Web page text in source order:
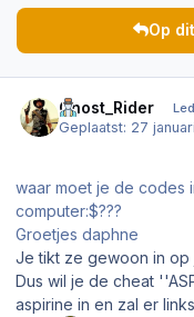
Op
Ghost_Rider
Geplaatst: 27
waar moet je de codes
computer:$???
Groetjes daphne
Je tikt ze gewoon in op
Dus wil je de cheat
aspirine in en zal er